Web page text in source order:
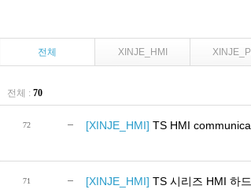
전체 XINJE_HMI
전체 : 70
72 [XINJE_HMI] TS HMI
71 [XINJE_HMI] TS 시리즈 HMI 하